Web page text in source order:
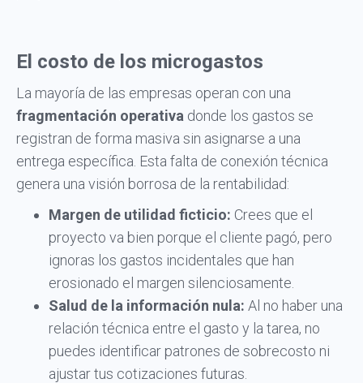
El costo de los microgastos
La mayoría de las empresas operan con una
fragmentación operativa donde los gastos se
registran de forma masiva sin asignarse a una
entrega específica. Esta falta de conexión técnica
genera una visión borrosa de la rentabilidad:
Margen de utilidad ficticio: Crees que el
proyecto va bien porque el cliente pagó, pero
ignoras los gastos incidentales que han
erosionado el margen silenciosamente.
Salud de la información nula: Al no haber una
relación técnica entre el gasto y la tarea, no
puedes identificar patrones de sobrecosto ni
ajustar tus cotizaciones futuras.